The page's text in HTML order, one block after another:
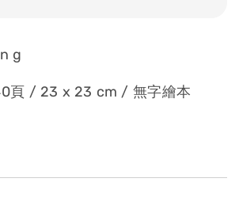
g
頁 / 23 x 23 cm / 無字繪本